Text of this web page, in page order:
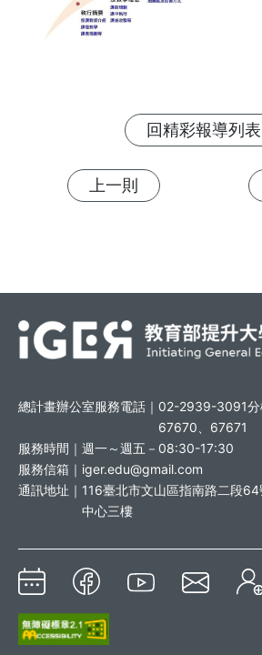
回精彩報導列表
上一則
總計畫辦公室服務電話｜ 02-2939-3091分
67670、67671
服務時間｜ 週一～週五－08:30-17:30
服務信箱｜ iger.edu@gmail.com
通訊地址｜ 116臺北市文山區指南路二段
中心三樓